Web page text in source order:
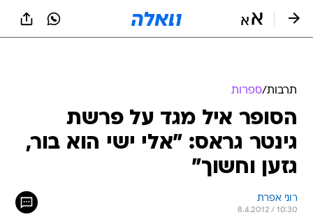
תרבות/ספרות
הסופר איל מגד על פרשת
גינטר גראס: "אלי ישי הוא בור,
גזען וחשוך"
רוני אפרת
8.4.2012 / 10:30